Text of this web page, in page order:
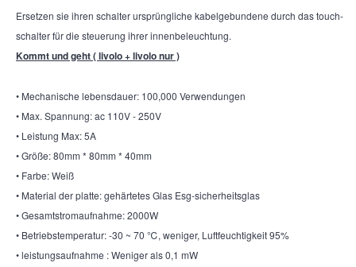
Ersetzen sie ihren schalter ursprüngliche kabelgebundene durch das touch-
schalter für die steuerung ihrer innenbeleuchtung.
Kommt und geht ( livolo + livolo nur )
• Mechanische lebensdauer: 100,000 Verwendungen
• Max. Spannung: ac 110V - 250V
• Leistung Max: 5A
• Größe: 80mm * 80mm * 40mm
• Farbe: Weiß
• Material der platte: gehärtetes Glas Esg-sicherheitsglas
• Gesamtstromaufnahme: 2000W
• Betriebstemperatur: -30 ~ 70 ℃, weniger, Luftfeuchtigkeit 95%
• leistungsaufnahme : Weniger als 0,1 mW